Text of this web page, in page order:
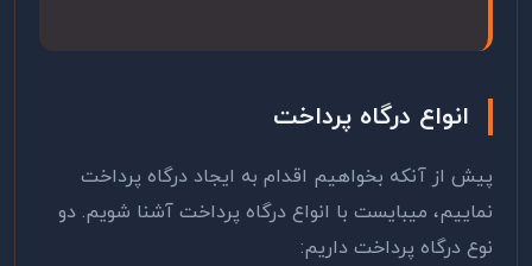
انواع درگاه پرداخت
پیش از آنکه بخواهیم اقدام به ایجاد درگاه پرداخت
نماییم، میبایست با انواع درگاه پرداخت آشنا شویم. دو
نوع درگاه پرداخت داریم: